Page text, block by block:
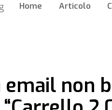
Home Articolo
email non